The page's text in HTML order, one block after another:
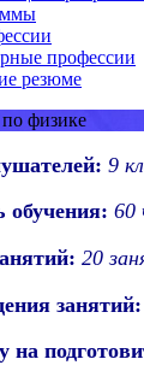
профессии
резюме
физике
9
обучения: 60
20
занятий:
на